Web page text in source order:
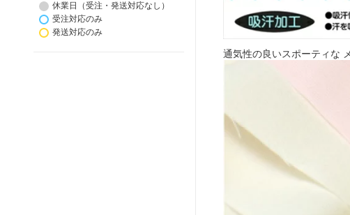
休業日（受注・発送対応なし）
受注対応のみ
発送対応のみ
通気性の良いスポーティな